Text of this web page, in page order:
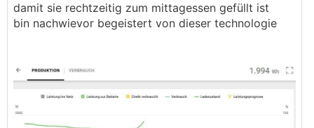
damit sie rechtzeitig zum mittagessen gefüllt ist
bin nachwievor begeistert von dieser technologie